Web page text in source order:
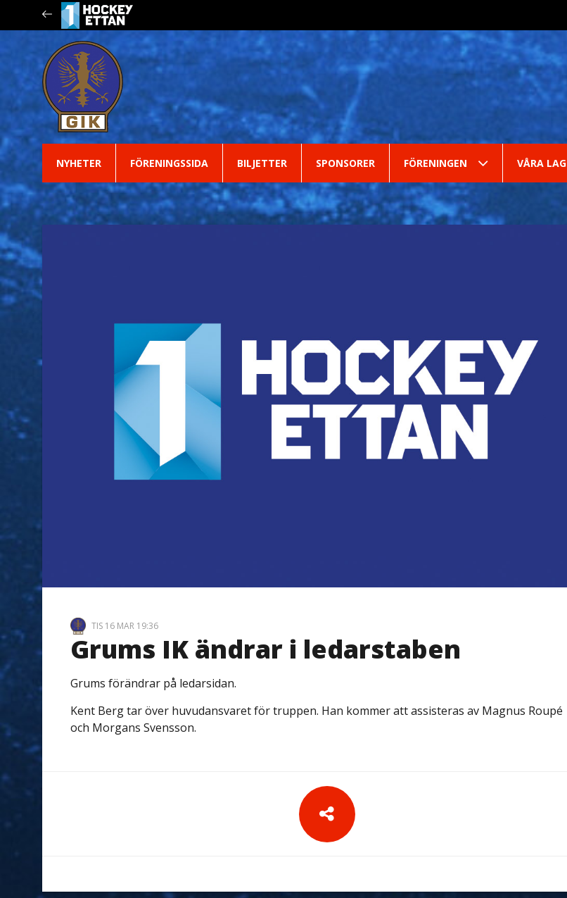
NYHETER FÖRENINGSSIDA BILJETTER SPONSORER FÖRENINGEN VÅRA LAG
TIS 16 MAR 19:36
Grums IK ändrar i ledarstaben
Grums förändrar på ledarsidan.
Kent Berg tar över huvudansvaret för truppen. Han kommer att assisteras av Magnus Roupé
och Morgans Svensson.